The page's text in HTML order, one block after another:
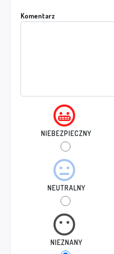
Komentarz
NIEBEZPIECZNY
NEUTRALNY
NIEZNANY